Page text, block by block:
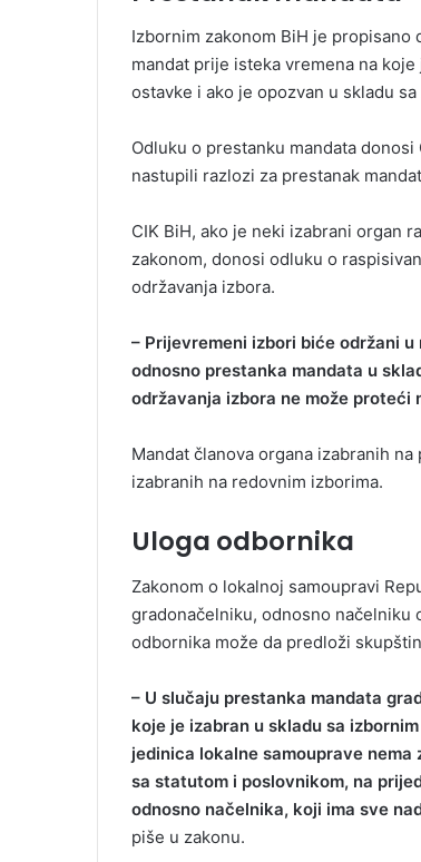
Izbornim zakonom BiH je propisano
mandat prije isteka vremena na
ostavke i ako je opozvan u skladu sa
Odluku o prestanku mandata
nastupili razlozi za prestanak
CIK BiH, ako je neki izabrani organ
zakonom, donosi odluku o
održavanja izbora.
– Prijevremeni izbori biće održani
odnosno prestanka mandata u
održavanja izbora ne može proteći
Mandat članova organa izabranih
izabranih na redovnim izborima.
Uloga odbornika
Zakonom o lokalnoj samoupravi
gradonačelniku, odnosno načelniku
odbornika može da predloži
– U slučaju prestanka mandata
koje je izabran u skladu sa
jedinica lokalne samouprave
sa statutom i poslovnikom, na
odnosno načelnika, koji ima sve
piše u zakonu.